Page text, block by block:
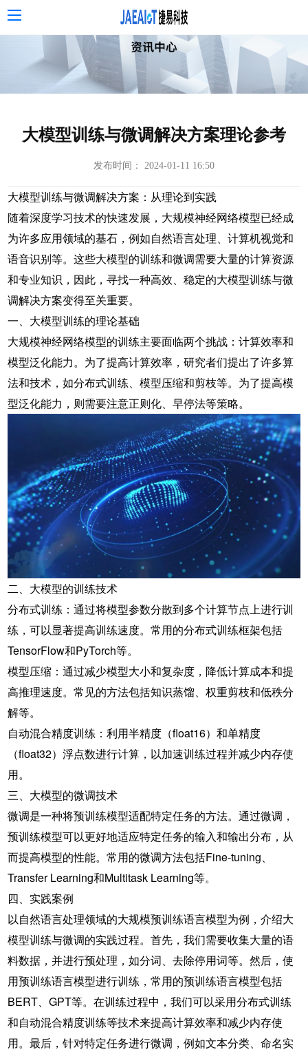
大模型训练与微调解决方案理论参考
发布时间： 2024-01-11 16:50
大模型训练与微调解决方案 ：从理论到实践
随着深度学习技术的快速发展，大规模神经网络模型已经成
为许多应用领域的基石，例如自然语言处理、计算机视觉和
语音识别等。这些大模型的训练和微调需要大量的计算资源
和专业知识，因此，寻找一种高效、稳定的大模型训练与微
调解决方案变得至关重要。
一、 大模型训练的理论基础
大规模神经网络模型的训练主要面临两个挑战：计算效率和
模型泛化能力。为了提高计算效率，研究者们提出了许多算
法和技术，如分布式训练、模型压缩和剪枝等。为了提高模
型泛化能力，则需要注意正则化、早停法等策略。
二、大模型的训练技术
分布式训练：通过将模型参数分散到多个计算节点上进行训
练，可以显著提高训练速度。常用的分布式训练框架包括
TensorFlow和PyTorch等。
模型压缩：通过减少模型大小和复杂度，降低计算成本和提
高推理速度。常见的方法包括知识蒸馏、权重剪枝和低秩分
解等。
自动混合精度训练：利用半精度（float16）和单精度
（float32）浮点数进行计算，以加速训练过程并减少内存使
用。
三、大模型的微调技术
微调是一种将预训练模型适配特定任务的方法。通过微调，
预训练模型可以更好地适应特定任务的输入和输出分布，从
而提高模型的性能。常用的微调方法包括Fine-tuning、
Transfer Learning和Multitask Learning等。
四、实践案例
以自然语言处理领域的大规模预训练语言模型为例，介绍大
模型训练与微调的实践过程。首先，我们需要收集大量的语
料数据，并进行预处理，如分词、去除停用词等。然后，使
用预训练语言模型进行训练，常用的预训练语言模型包括
BERT、GPT等。在训练过程中，我们可以采用分布式训练
和自动混合精度训练等技术来提高计算效率和减少内存使
用。最后，针对特定任务进行微调，例如文本分类、命名实